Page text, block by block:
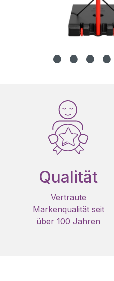
Qualität
Vertraute
Markenqualität seit
über 100 Jahren